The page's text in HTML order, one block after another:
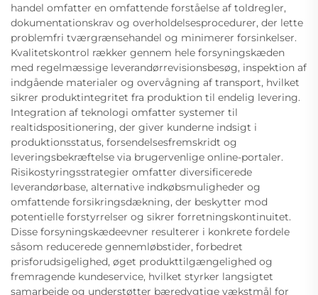
handel omfatter en omfattende forståelse af toldregler,
dokumentationskrav og overholdelsesprocedurer, der lette
problemfri tværgrænsehandel og minimerer forsinkelser.
Kvalitetskontrol rækker gennem hele forsyningskæden
med regelmæssige leverandørrevisionsbesøg, inspektion af
indgående materialer og overvågning af transport, hvilket
sikrer produktintegritet fra produktion til endelig levering.
Integration af teknologi omfatter systemer til
realtidspositionering, der giver kunderne indsigt i
produktionsstatus, forsendelsesfremskridt og
leveringsbekræftelse via brugervenlige online-portaler.
Risikostyringsstrategier omfatter diversificerede
leverandørbase, alternative indkøbsmuligheder og
omfattende forsikringsdækning, der beskytter mod
potentielle forstyrrelser og sikrer forretningskontinuitet.
Disse forsyningskædeevner resulterer i konkrete fordele
såsom reducerede gennemløbstider, forbedret
prisforudsigelighed, øget produkttilgængelighed og
fremragende kundeservice, hvilket styrker langsigtet
samarbejde og understøtter bæredygtige vækstmål for